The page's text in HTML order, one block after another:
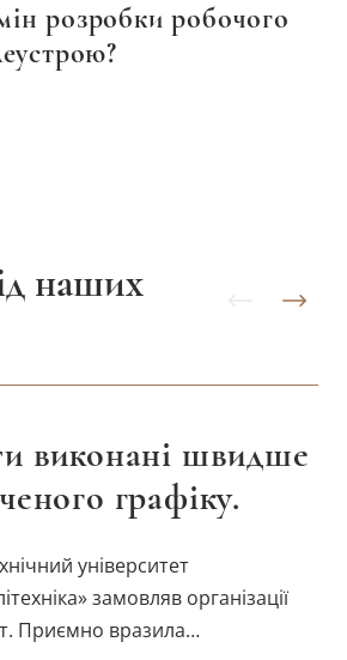
розробки робочого
наших
виконані швидше
графіку.
університет
замовляв організації
Приємно вразила